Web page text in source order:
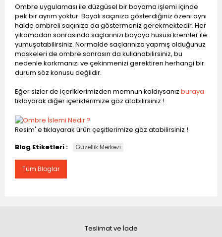
Ombre uygulaması ile düzgüsel bir boyama işlemi içinde
pek bir ayrım yoktur. Boyalı saçınıza gösterdiğiniz özeni aynı
halde ombreli saçınıza da göstermeniz gerekmektedir. Her
yıkamadan sonrasında saçlarınızı boyaya hususi kremler ile
yumuşatabilirsiniz. Normalde saçlarınıza yapmış olduğunuz
maskeleri de ombre sonrasın da kullanabilirsiniz, bu
nedenle korkmanızı ve çekinmenizi gerektiren herhangi bir
durum söz konusu değildir.
Eğer sizler de içeriklerimizden memnun kaldıysanız buraya
tıklayarak diğer içeriklerimize göz atabilirsiniz !
Resim' e tıklayarak ürün çeşitlerimize göz atabilirsiniz !
Blog Etiketleri :
Güzellik Merkezi
Tüm Bloglar
Teslimat ve İade